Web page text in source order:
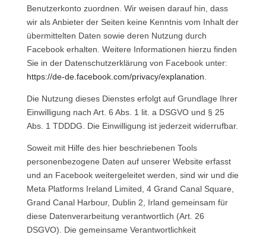
Benutzerkonto zuordnen. Wir weisen darauf hin, dass
wir als Anbieter der Seiten keine Kenntnis vom Inhalt der
übermittelten Daten sowie deren Nutzung durch
Facebook erhalten. Weitere Informationen hierzu finden
Sie in der Datenschutzerklärung von Facebook unter:
https://de-de.facebook.com/privacy/explanation
Die Nutzung dieses Dienstes erfolgt auf Grundlage Ihrer
Einwilligung nach Art. 6 Abs. 1 lit. a DSGVO und § 25
Abs. 1 TDDDG. Die Einwilligung ist jederzeit widerrufbar.
Soweit mit Hilfe des hier beschriebenen Tools
personenbezogene Daten auf unserer Website erfasst
und an Facebook weitergeleitet werden, sind wir und die
Meta Platforms Ireland Limited, 4 Grand Canal Square,
Grand Canal Harbour, Dublin 2, Irland gemeinsam für
diese Datenverarbeitung verantwortlich (Art. 26
DSGVO). Die gemeinsame Verantwortlichkeit